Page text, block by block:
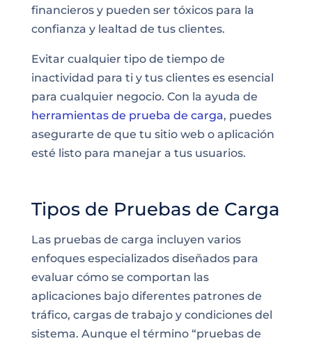
financieros y pueden ser tóxicos para la
confianza y lealtad de tus clientes.
Evitar cualquier tipo de tiempo de
inactividad para ti y tus clientes es esencial
para cualquier negocio. Con la ayuda de
herramientas de prueba de carga, puedes
asegurarte de que tu sitio web o aplicación
esté listo para manejar a tus usuarios.
Tipos de Pruebas de Carga
Las pruebas de carga incluyen varios
enfoques especializados diseñados para
evaluar cómo se comportan las
aplicaciones bajo diferentes patrones de
tráfico, cargas de trabajo y condiciones del
sistema. Aunque el término “pruebas de